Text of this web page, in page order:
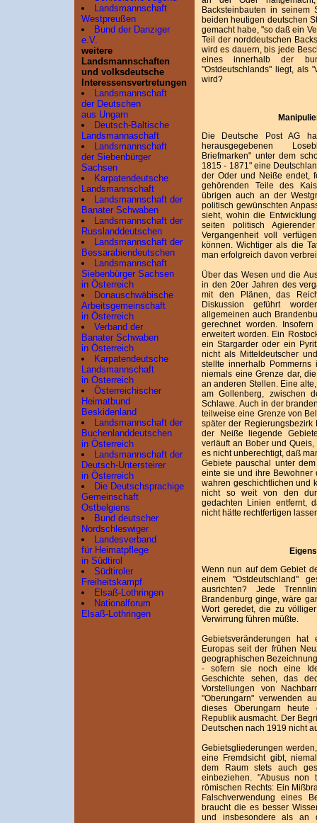
Landsmannschaft
Westpreußen
Bund der Danziger
e.V.
weitere
Landsmannschaften
und volksdeutsche
Interessensvertretungen
Landsmannschaft
der Deutschen
aus Ungarn
Deutsch-Baltische
Landsmannaschaft
Landsmannschaft
der Siebenbürger
Sachsen
Karpatendeutsche
Landsmannschaft
Landsmannschaft der
Banater Schwaben
Landsmannschaft der
Russlanddeutschen
Landsmannschaft der
Bessarabiendeutschen
Landsmannschaft
Siebenbürger Sachsen
in Österreich
Donauschwäbische
Arbeitsgemeinschaft
in Österreich
Verband der
Banater Schwaben
in Österreich
Karpatendeutsche
Landsmannschaft
in Österreich
Österreichischer
Heimatbund
Beskidenland
Landsmannschaft der
Buchenlanddeutschen
in Österreich
Landsmannschaft der
Deutsch-Untersteirer
in Österreich
Die Deutschsprachige
Gemeinschaft
Ostbelgiens
Bund deutscher
Nordschleswiger
Landesverband
für Heimatpflege
in Südtirol
Südtiroler
Freiheitskampf
Elsaß-Lothringen
Nationalforum
Elsaß-Lothringen
Backsteinbauten in seinem
beiden heutigen deutschen
gemacht habe, "so daß ein
Teil der norddeutschen
wird es dauern, bis jede
eines innerhalb der
"Ostdeutschlands" liegt, als
wird?
Die Deutsche Post AG
herausgegebenen
Briefmarken" unter dem
1815 - 1871" eine
der Oder und Neiße endet,
gehörenden Teile des
übrigen auch an der
politisch gewünschten
sieht, wohin die
seiten politisch
Vergangenheit voll
können. Wichtiger als die
man erfolgreich davon
Über das Wesen und die
in den 20er Jahren des
mit den Plänen, das
Diskussion geführt
allgemeinen auch
gerechnet worden.
erweitert worden. Ein
ein Stargarder oder ein
nicht als Mitteldeutscher
stellte innerhalb
niemals eine Grenze dar,
an anderen Stellen. Eine
am Gollenberg, zwischen
Schlawe. Auch in der
teilweise eine Grenze von
später der Regierungsbezirk
der Neiße liegende
verläuft an Bober und
es nicht unberechtigt, daß
Gebiete pauschal unter
einte sie und ihre Bewohner
wahren geschichtlichen und
nicht so weit von den
gedachten Linien entfernt,
nicht hätte rechtfertigen
Wenn nun auf dem Gebiet
einem "Ostdeutschland"
ausrichten? Jede
Brandenburg ginge, wäre
Wort geredet, die zu
Verwirrung führen müßte.
Gebietsveränderungen
Europas seit der frühen
geographischen
- sofern sie noch eine
Geschichte sehen, das
Vorstellungen von
"Oberungarn" verwenden
dieses Oberungarn heute
Republik ausmacht. Der
Deutschen nach 1919 nicht
Gebietsgliederungen
eine Fremdsicht gibt,
dem Raum stets auch
einbeziehen. "Abusus
römischen Rechts: Ein
Falschverwendung eines
braucht die es besser
und insbesondere als an